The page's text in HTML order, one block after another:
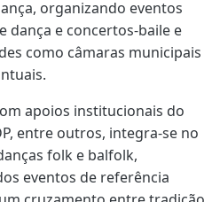
organizando eventos
dança e concertos-baile e
como câmaras municipais
apoios institucionais do
entre outros, integra-se no
folk e balfolk,
eventos de referência